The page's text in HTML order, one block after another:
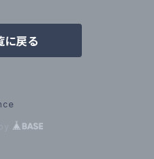
に戻る